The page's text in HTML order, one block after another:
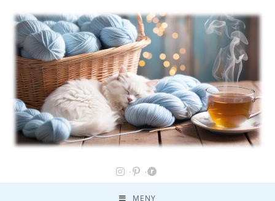
MENY